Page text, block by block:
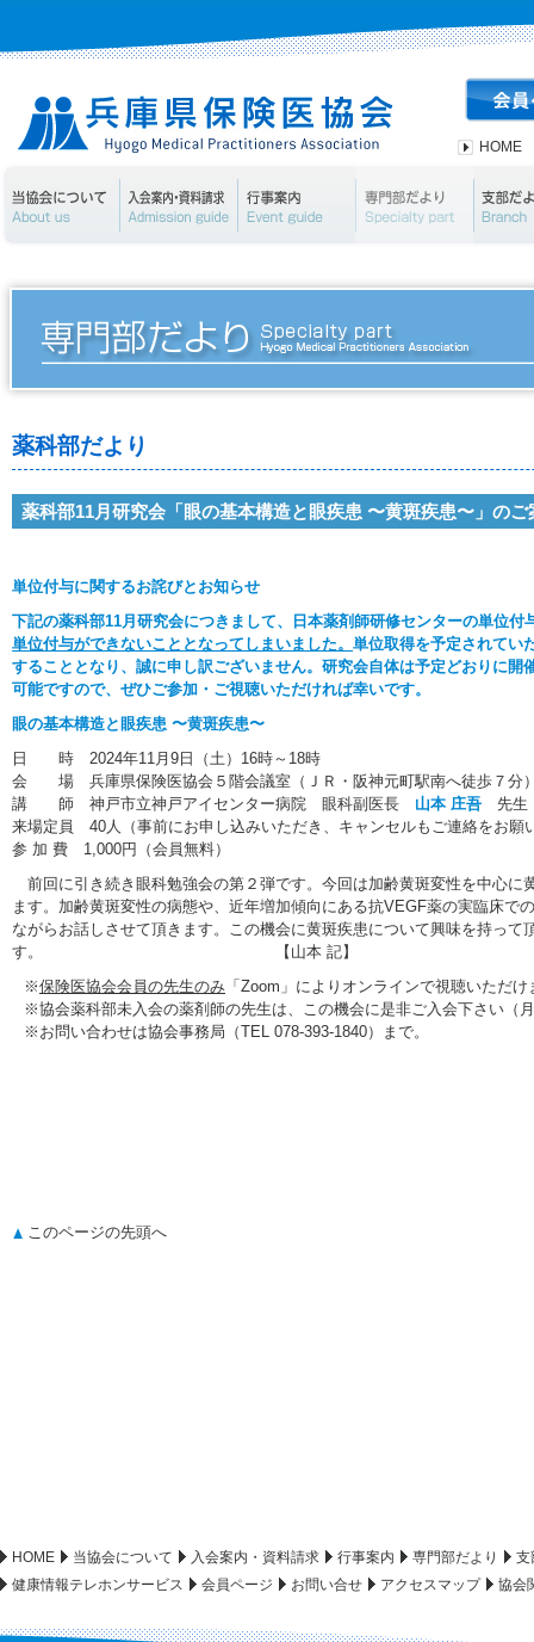
HOME
薬科部だより
薬科部11月研究会「眼の基本構造と眼疾患 〜黄斑疾患〜」のご
単位付与に関するお詫びとお知らせ
下記の薬科部11月研究会につきまして、日本薬剤師研修センターの単位付
単位付与ができないこととなってしまいました。 単位取得を予定されてい
することとなり、誠に申し訳ございません。研究会自体は予定どおりに開
可能ですので、ぜひご参加・ご視聴いただければ幸いです。
眼の基本構造と眼疾患 〜黄斑疾患〜
日 時 2024年11月9日（土）16時～18時
会 場 兵庫県保険医協会５階会議室（ＪＲ・阪神元町駅南へ徒歩
講 師 神戸市立神戸アイセンター病院 眼科副医長 山本 庄吾 先生
来場定員 40人（事前にお申し込みいただき、キャンセルもご連絡をお願
参 加 費 1,000円（会員無料）
前回に引き続き眼科勉強会の第２弾です。今回は加齢黄斑変性を中心に
ます。加齢黄斑変性の病態や、近年増加傾向にある抗VEGF薬の実臨床で
ながらお話しさせて頂きます。この機会に黄斑疾患について興味を持って
す。 【山本 記】
※保険医協会会員の先生のみ 「Zoom」によりオンラインで視聴いただ
※協会薬科部未入会の薬剤師の先生は、この機会に是非ご入会下さい（
※お問い合わせは協会事務局（TEL 078-393-1840）まで。
このページの先頭へ
HOME 当協会について 入会案内・資料請求 行事案内 専門部だより
支
健康情報テレホンサービス
会員ページ お問い合せ アクセスマップ 協会